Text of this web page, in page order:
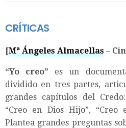
CRÍTICAS
[Mª Ángeles Almacellas –
“Yo creo” es un
dividido en tres partes,
grandes capítulos del
“Creo en Dios Hijo”, “Creo
Plantea grandes preguntas